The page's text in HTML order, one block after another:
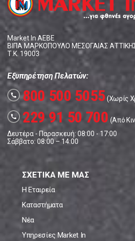
Market In ΑΕΒΕ
ΒΙΠΑ ΜΑΡΚΟΠΟΥΛΟ ΜΕΣΟΓΑΙΑΣ
Τ.Κ. 19003
Εξυπηρέτηση Πελατών:
call 800 500 5055(Χωρίς
call 229 91 50 700 (Από
Δευτέρα - Παρασκευή: 08:00 - 17:00
Σάββατο: 08:00 – 14:00
ΣΧΕΤΙΚΑ ΜΕ ΜΑΣ
Η Εταιρεία
Καταστήματα
Νέα
Υπηρεσίες Market In